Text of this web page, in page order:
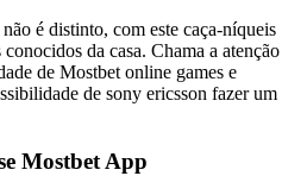
é distinto, com este caça-níqueis
da casa. Chama a atenção
de Mostbet online games e
de sony ericsson fazer um
Mostbet App